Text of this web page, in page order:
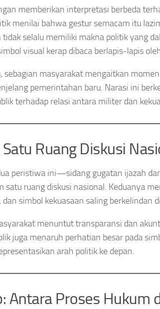
memberikan interpretasi berbeda
menilai bahwa gestur semacam itu
tidak selalu memiliki makna politik yang
visual kerap dibaca berlapis-lapis
sebagian masyarakat mengaitkan
pemerintahan baru. Narasi ini
terhadap relasi antara militer dan
Satu Ruang Diskusi
peristiwa ini—sidang gugatan ijazah
satu ruang diskusi nasional. Keduanya
simbol kekuasaan saling berkelindan
menuntut transparansi dan
juga menaruh perhatian besar pada
arah politik ke depan.
Antara Proses Hukum